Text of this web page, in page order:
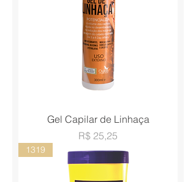
Gel Capilar de Linhaça
Preço
R$ 25,25
1319